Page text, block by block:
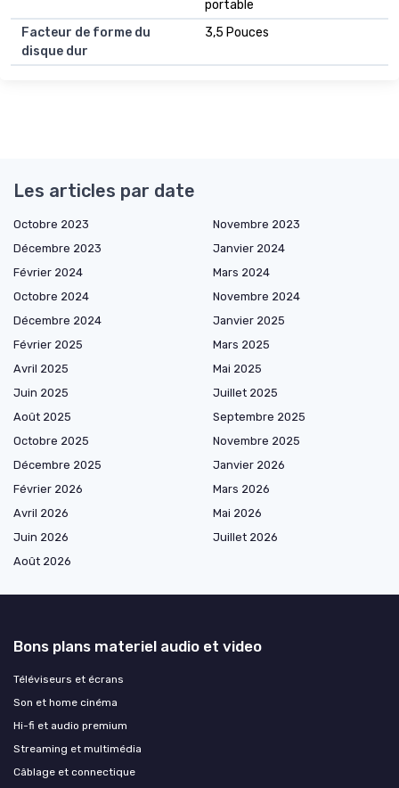
portable
Facteur de forme du
disque dur
3,5 Pouces
Les articles par date
Octobre 2023
Novembre 2023
Décembre 2023
Janvier 2024
Février 2024
Mars 2024
Octobre 2024
Novembre 2024
Décembre 2024
Janvier 2025
Février 2025
Mars 2025
Avril 2025
Mai 2025
Juin 2025
Juillet 2025
Août 2025
Septembre 2025
Octobre 2025
Novembre 2025
Décembre 2025
Janvier 2026
Février 2026
Mars 2026
Avril 2026
Mai 2026
Juin 2026
Juillet 2026
Août 2026
Bons plans materiel audio et video
Téléviseurs et écrans
Son et home cinéma
Hi-fi et audio premium
Streaming et multimédia
Câblage et connectique